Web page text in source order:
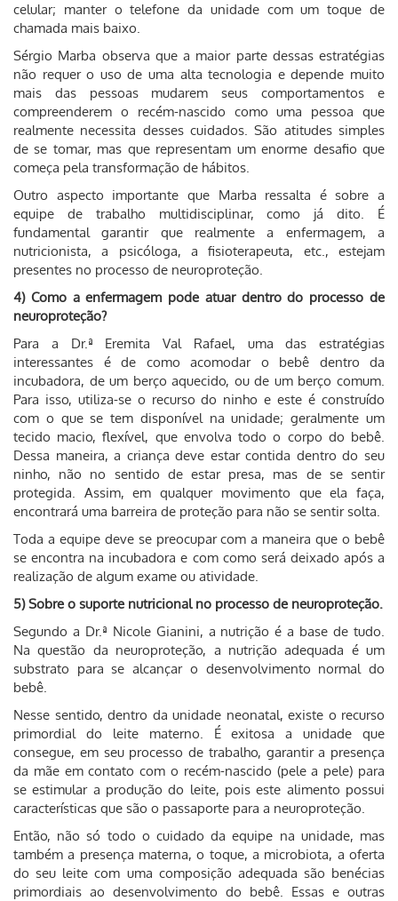
celular; manter o telefone da unidade com um toque de
chamada mais baixo.
Sérgio Marba observa que a maior parte dessas estratégias
não requer o uso de uma alta tecnologia e depende muito
mais das pessoas mudarem seus comportamentos e
compreenderem o recém-nascido como uma pessoa que
realmente necessita desses cuidados. São atitudes simples
de se tomar, mas que representam um enorme desafio que
começa pela transformação de hábitos.
Outro aspecto importante que Marba ressalta é sobre a
equipe de trabalho multidisciplinar, como já dito. É
fundamental garantir que realmente a enfermagem, a
nutricionista, a psicóloga, a fisioterapeuta, etc., estejam
presentes no processo de neuroproteção.
4) Como a enfermagem pode atuar dentro do processo de
neuroproteção?
Para a Dr.ª Eremita Val Rafael, uma das estratégias
interessantes é de como acomodar o bebê dentro da
incubadora, de um berço aquecido, ou de um berço comum.
Para isso, utiliza-se o recurso do ninho e este é construído
com o que se tem disponível na unidade; geralmente um
tecido macio, flexível, que envolva todo o corpo do bebê.
Dessa maneira, a criança deve estar contida dentro do seu
ninho, não no sentido de estar presa, mas de se sentir
protegida. Assim, em qualquer movimento que ela faça,
encontrará uma barreira de proteção para não se sentir solta.
Toda a equipe deve se preocupar com a maneira que o bebê
se encontra na incubadora e com como será deixado após a
realização de algum exame ou atividade.
5) Sobre o suporte nutricional no processo de neuroproteção.
Segundo a Dr.ª Nicole Gianini, a nutrição é a base de tudo.
Na questão da neuroproteção, a nutrição adequada é um
substrato para se alcançar o desenvolvimento normal do
bebê.
Nesse sentido, dentro da unidade neonatal, existe o recurso
primordial do leite materno. É exitosa a unidade que
consegue, em seu processo de trabalho, garantir a presença
da mãe em contato com o recém-nascido (pele a pele) para
se estimular a produção do leite, pois este alimento possui
características que são o passaporte para a neuroproteção.
Então, não só todo o cuidado da equipe na unidade, mas
também a presença materna, o toque, a microbiota, a oferta
do seu leite com uma composição adequada são benécias
primordiais ao desenvolvimento do bebê. Essas e outras